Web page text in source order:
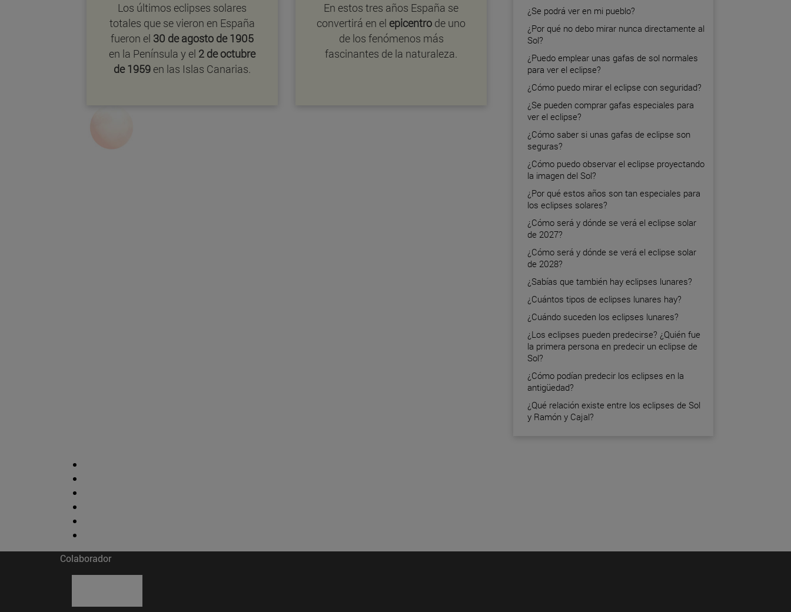
Los últimos eclipses solares
totales que se vieron en España
fueron el 30 de agosto de 1905
en la Península y el 2 de octubre
de 1959 en las Islas Canarias.
En estos tres años España se
convertirá en el epicentro de uno
de los fenómenos más
fascinantes de la naturaleza.
¿Se podrá ver en mi pueblo?
¿Por qué no debo mirar nunca directamente al
Sol?
¿Puedo emplear unas gafas de sol normales
para ver el eclipse?
¿Cómo puedo mirar el eclipse con seguridad?
¿Se pueden comprar gafas especiales para
ver el eclipse?
¿Cómo saber si unas gafas de eclipse son
seguras?
¿Cómo puedo observar el eclipse proyectando
la imagen del Sol?
¿Por qué estos años son tan especiales para
los eclipses solares?
¿Cómo será y dónde se verá el eclipse solar
de 2027?
¿Cómo será y dónde se verá el eclipse solar
de 2028?
¿Sabías que también hay eclipses lunares?
¿Cuántos tipos de eclipses lunares hay?
¿Cuándo suceden los eclipses lunares?
¿Los eclipses pueden predecirse? ¿Quién fue
la primera persona en predecir un eclipse de
Sol?
¿Cómo podían predecir los eclipses en la
antigüedad?
¿Qué relación existe entre los eclipses de Sol
y Ramón y Cajal?
Colaborador